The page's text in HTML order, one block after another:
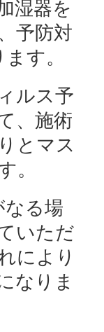
湿器を
予防対
す。
ルス予
、施術
とマス
。
なる場
いただ
により
なりま